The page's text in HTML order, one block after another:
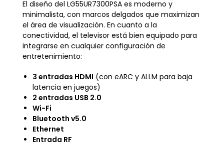
El diseño del LG55UR7300PSA es moderno y
minimalista, con marcos delgados que maximizan
el área de visualización. En cuanto a la
conectividad, el televisor está bien equipado para
integrarse en cualquier configuración de
entretenimiento:
3 entradas HDMI (con eARC y ALLM para baja
latencia en juegos)
2 entradas USB 2.0
Wi-Fi
Bluetooth v5.0
Ethernet
Entrada RF